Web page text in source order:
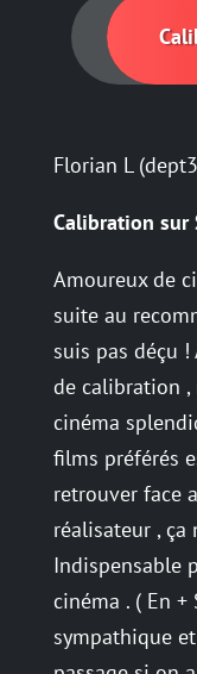
Florian L
Calibration sur
Amoureux de
suite au
suis pas déçu
de calibration ,
cinéma
films préférés
retrouver face
réalisateur , ça
Indispensable
cinéma . ( En
sympathique